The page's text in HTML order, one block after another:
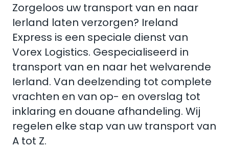
Zorgeloos uw transport van en naar
Ierland laten verzorgen? Ireland
Express is een speciale dienst van
Vorex Logistics. Gespecialiseerd in
transport van en naar het welvarende
Ierland. Van deelzending tot complete
vrachten en van op- en overslag tot
inklaring en douane afhandeling. Wij
regelen elke stap van uw transport van
A tot Z.